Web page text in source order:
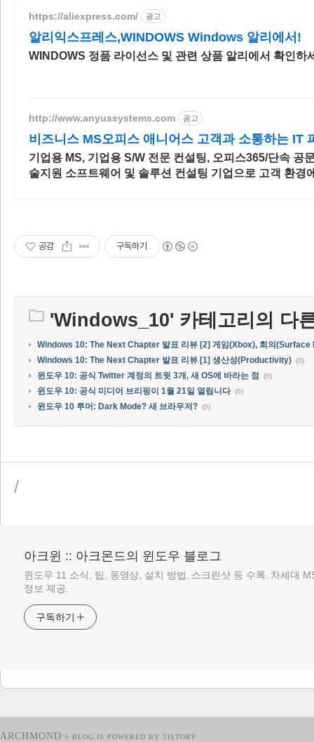
https://aliexpress.com/ 광고
알리익스프레스,WINDOWS Windows 알리에서!
WINDOWS 정품 라이선스 및 관련 상품 알리에서 확인하
http://www.anyussystems.com 광고
비즈니스 MS오피스 애니어스 고객과 소통하는 IT
기업용 MS, 기업용 S/W 전문 컨설팅, 오피스365/단속 공
술지원 소프트웨어 및 솔루션 컨설팅 기업으로 고객 환경
공감 구독하기
'Windows_10' 카테고리의 다
Windows 10: The Next Chapter 발표 리뷰 [2] 게임(Xbox), 회의(Surface
Windows 10: The Next Chapter 발표 리뷰 [1] 생산성(Productivity) (0)
윈도우 10: 공식 Twitter 계정의 트윗 3개, 새 OS에 바라는 점 (0)
윈도우 10: 공식 미디어 브리핑이 1월 21일 열립니다 (0)
윈도우 10 루머: Dark Mode? 새 브라우저? (0)
/
아크윈 :: 아크몬드의 윈도우 블로그
윈도우 11 소식, 팁, 동영상, 설치 방법, 스크린샷 등 수록. 차세대
정보 제공.
구독하기
ARCHMOND’S BLOG IS POWERED BY T ISTORY